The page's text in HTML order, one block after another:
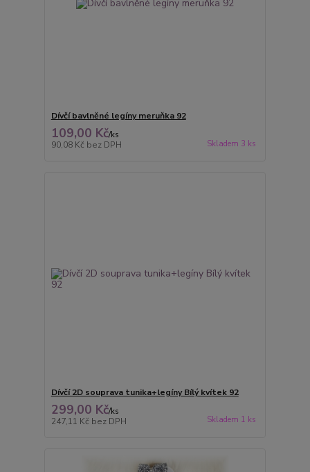
Dívčí bavlněné legíny meruňka 92
109,00 Kč/ks
90,08 Kč bez DPH Skladem 3 ks
Dívčí 2D souprava tunika+legíny Bílý kvítek 92
299,00 Kč/ks
247,11 Kč bez DPH Skladem 1 ks